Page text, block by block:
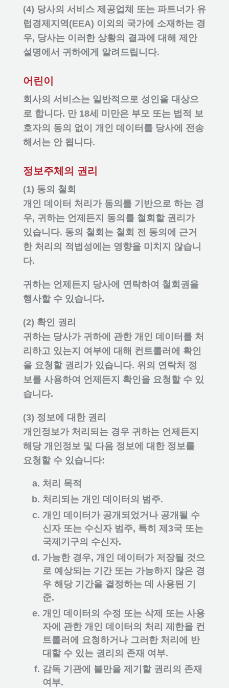
(4) 당사의 서비스 제공업체 또는 파트너가 유
럽경제지역(EEA) 이외의 국가에 소재하는 경
우, 당사는 이러한 상황의 결과에 대해 제안
설명에서 귀하에게 알려드립니다.
어린이
회사의 서비스는 일반적으로 성인을 대상으
로 합니다. 만 18세 미만은 부모 또는 법적 보
호자의 동의 없이 개인 데이터를 당사에 전송
해서는 안 됩니다.
정보주체의 권리
(1) 동의 철회
개인 데이터 처리가 동의를 기반으로 하는 경
우, 귀하는 언제든지 동의를 철회할 권리가
있습니다. 동의 철회는 철회 전 동의에 근거
한 처리의 적법성에는 영향을 미치지 않습니
다.
귀하는 언제든지 당사에 연락하여 철회권을
행사할 수 있습니다.
(2) 확인 권리
귀하는 당사가 귀하에 관한 개인 데이터를 처
리하고 있는지 여부에 대해 컨트롤러에 확인
을 요청할 권리가 있습니다. 위의 연락처 정
보를 사용하여 언제든지 확인을 요청할 수 있
습니다.
(3) 정보에 대한 권리
개인정보가 처리되는 경우 귀하는 언제든지
해당 개인정보 및 다음 정보에 대한 정보를
요청할 수 있습니다:
처리 목적
처리되는 개인 데이터의 범주.
개인 데이터가 공개되었거나 공개될 수
신자 또는 수신자 범주, 특히 제3국 또는
국제기구의 수신자.
가능한 경우, 개인 데이터가 저장될 것으
로 예상되는 기간 또는 가능하지 않은 경
우 해당 기간을 결정하는 데 사용된 기
준.
개인 데이터의 수정 또는 삭제 또는 사용
자에 관한 개인 데이터의 처리 제한을 컨
트롤러에 요청하거나 그러한 처리에 반
대할 수 있는 권리의 존재 여부.
감독 기관에 불만을 제기할 권리의 존재
여부.